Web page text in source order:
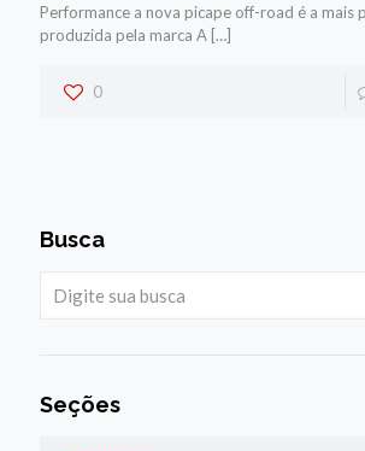
Performance a nova picape off-road é a mais
produzida pela marca A […]
0
Busca
Seções